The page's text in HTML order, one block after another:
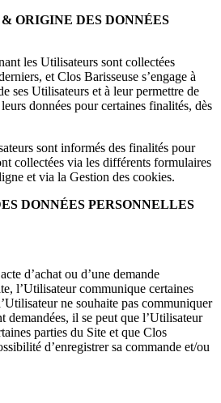
ORIGINE DES DONNÉES
les Utilisateurs sont collectées
et Clos Barisseuse s’engage à
ses Utilisateurs et à leur permettre de
données pour certaines finalités, dès
sont informés des finalités pour
collectées via les différents formulaires
et via la Gestion des cookies.
DONNÉES PERSONNELLES
d’achat ou d’une demande
l’Utilisateur communique certaines
ne souhaite pas communiquer
demandées, il se peut que l’Utilisateur
parties du Site et que Clos
d’enregistrer sa commande et/ou